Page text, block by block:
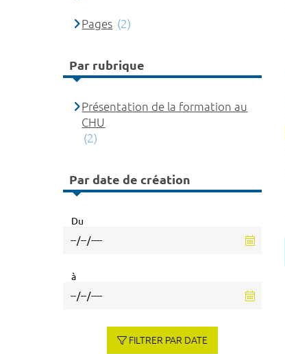
Pages (2)
Par rubrique
Présentation de la formation au
CHU
(2)
Par date de création
Du
à
FILTRER PAR DATE